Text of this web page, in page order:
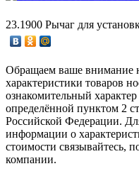
23.1900 Рычаг для
Обращаем ваше внимание
характеристики товаров
ознакомительный
определённой пунктом 2
Российской Федерации.
информации о
стоимости связывайтесь,
компании.